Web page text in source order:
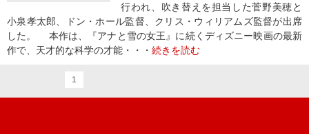
行われ、吹き替えを担当した菅野美穂と
小泉孝太郎、ドン・ホール監督、クリス・ウィリアムズ監督が出席
した。 本作は、『アナと雪の女王』に続くディズニー映画の最新
作で、天才的な科学の才能・・・ 続きを読む
1